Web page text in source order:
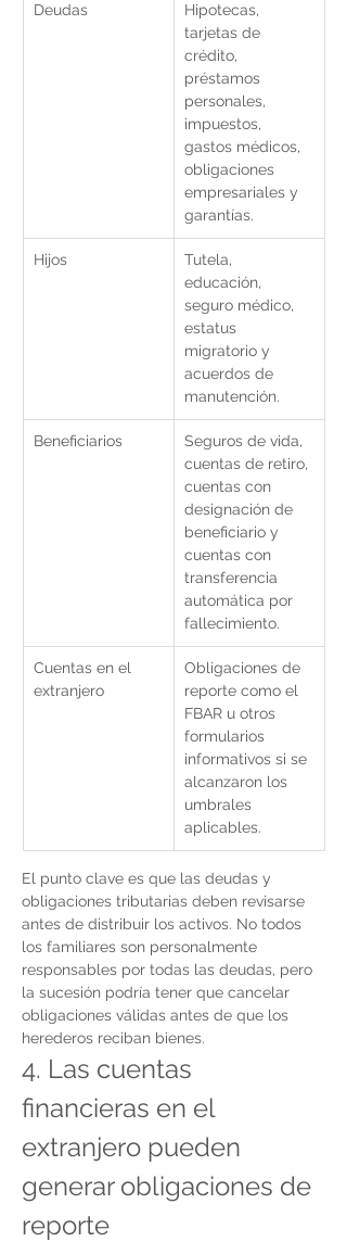
Deudas
Hipotecas,
tarjetas de
crédito,
préstamos
personales,
impuestos,
gastos médicos,
obligaciones
empresariales y
garantías.
Hijos
Tutela,
educación,
seguro médico,
estatus
migratorio y
acuerdos de
manutención.
Beneficiarios
Seguros de vida,
cuentas de retiro,
cuentas con
designación de
beneficiario y
cuentas con
transferencia
automática por
fallecimiento.
Cuentas en el
extranjero
Obligaciones de
reporte como el
FBAR u otros
formularios
informativos si se
alcanzaron los
umbrales
aplicables.
El punto clave es que las deudas y
obligaciones tributarias deben revisarse
antes de distribuir los activos. No todos
los familiares son personalmente
responsables por todas las deudas, pero
la sucesión podría tener que cancelar
obligaciones válidas antes de que los
herederos reciban bienes.
4. Las cuentas
financieras en el
extranjero pueden
generar obligaciones de
reporte